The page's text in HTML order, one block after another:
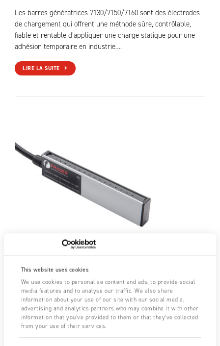
This website uses cookies
We use cookies to personalise content and ads, to provide social
media features and to analyse our traffic. We also share
information about your use of our site with our social media,
advertising and analytics partners who may combine it with other
information that you’ve provided to them or that they’ve collected
from your use of their services.
Les barres génératrices 7130/7150/7160 sont des électrodes
de chargement qui offrent une méthode sûre, contrôlable,
fiable et rentable d’appliquer une charge statique pour une
adhésion temporaire en industrie….
LIRE LA SUITE
7080 / 7081 Generator Bars
17/04/2026 |
Les barres génératrices 7080 et 7081 offrent une méthode
sûre, contrôlable, fiable et rentable d’appliquer une charge
statique pour une adhésion temporaire en industrie. Barre